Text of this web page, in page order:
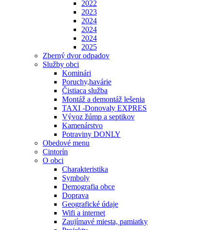
2022
2023
2024
2024
2024
2025
Zberný dvor odpadov
Služby obci
Kominári
Poruchy,havárie
Čistiaca služba
Montáž a demontáž lešenia
TAXI -Donovaly EXPRES
Vývoz žúmp a septikov
Kamenárstvo
Potraviny DONLY
Obedové menu
Cintorín
O obci
Charakteristika
Symboly
Demografia obce
Doprava
Geografické údaje
Wifi a internet
Zaujímavé miesta, pamiatky